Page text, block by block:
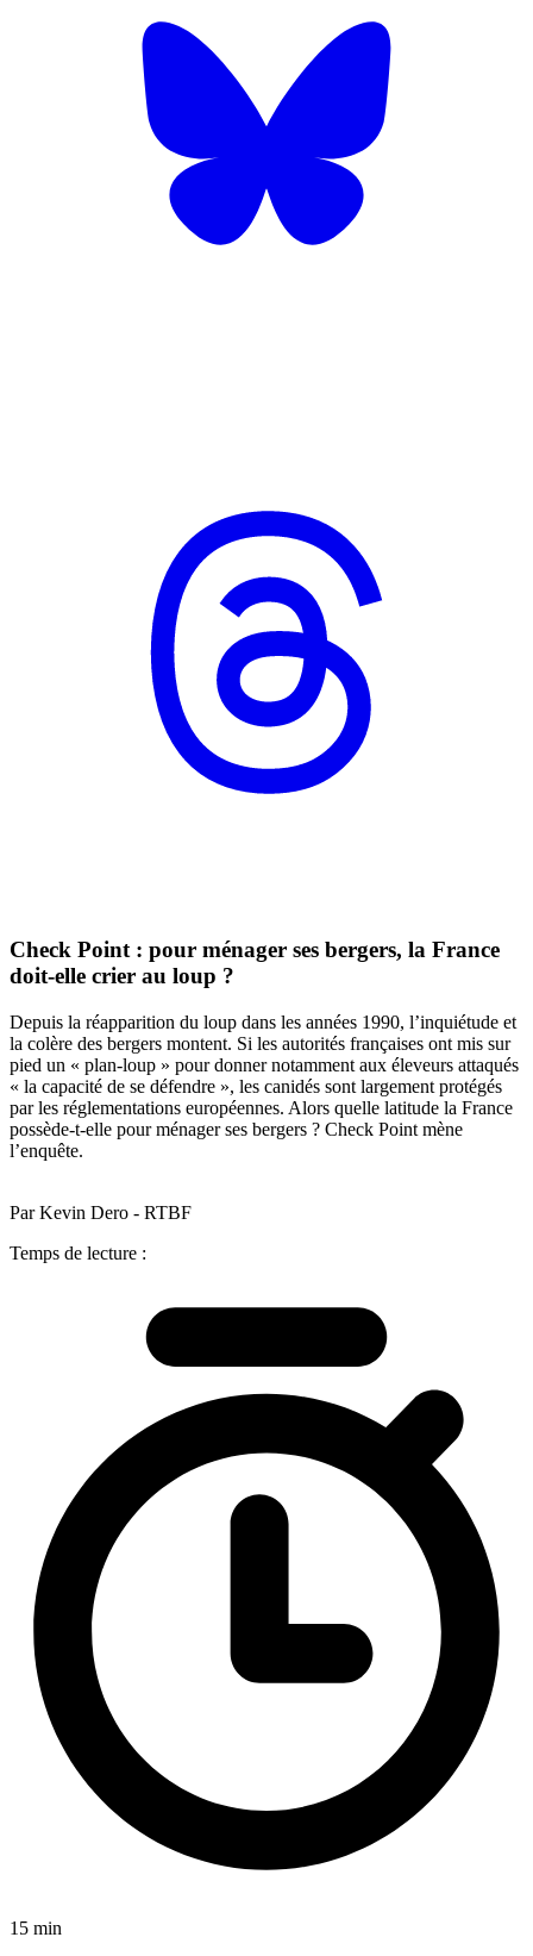
Check Point : pour ménager ses bergers, la France
doit-elle crier au loup ?
Depuis la réapparition du loup dans les années 1990, l’inquiétude et
la colère des bergers montent. Si les autorités françaises ont mis sur
pied un « plan-loup » pour donner notamment aux éleveurs attaqués
« la capacité de se défendre », les canidés sont largement protégés
par les réglementations européennes. Alors quelle latitude la France
possède-t-elle pour ménager ses bergers ? Check Point mène
l’enquête.
Par Kevin Dero - RTBF
Temps de lecture :
15 min